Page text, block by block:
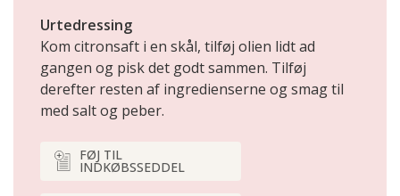
Urtedressing
Kom citronsaft i en skål, tilføj olien lidt ad
gangen og pisk det godt sammen. Tilføj
derefter resten af ingredi­enserne og smag til
med salt og peber.
FØJ TIL
INDKØBSSEDDEL